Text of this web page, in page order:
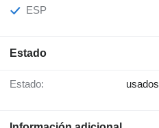
ESP
Estado
Estado: usados